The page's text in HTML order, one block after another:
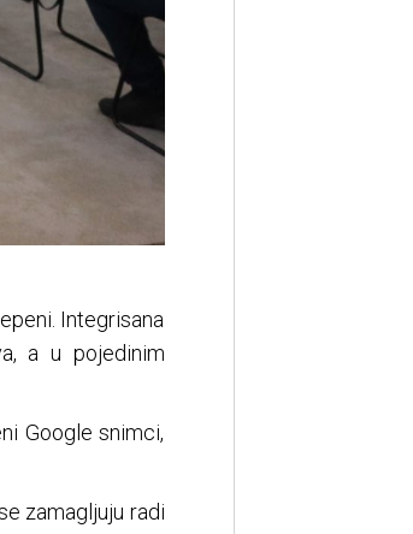
Integrisana
a u pojedinim
Google snimci,
zamagljuju radi